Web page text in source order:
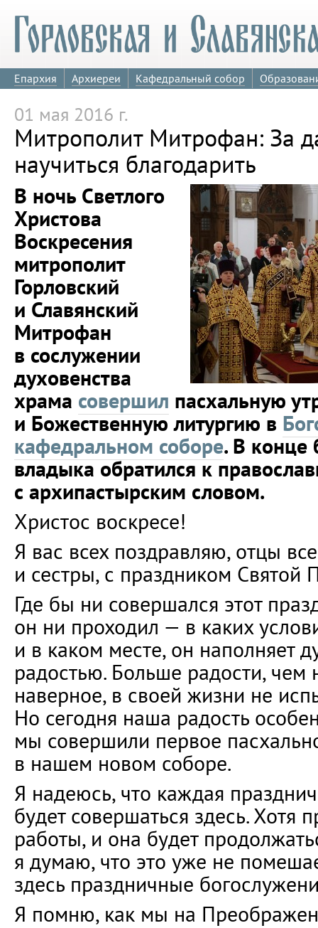
Епархия Архиереи Кафедральный собор
01 мая 2016 г.
Митрополит Митрофан: За
научиться благодарить
В ночь Светлого
Христова
Воскресения
митрополит
Горловский
и Славянский
Митрофан
в сослужении
духовенства
храма совершил пасхальную
и Божественную литургию в
кафедральном соборе. В конце
владыка обратился к
с архипастырским словом.
Христос воскресе!
Я вас всех поздравляю, отцы
и сестры, с праздником Святой
Где бы ни совершался этот
он ни проходил — в каких
и в каком месте, он наполняет
радостью. Больше радости, чем
наверное, в своей жизни не
Но сегодня наша радость
мы совершили первое
в нашем новом соборе.
Я надеюсь, что каждая
будет совершаться здесь. Хотя
работы, и она будет
я думаю, что это уже не
здесь праздничные
Я помню, как мы на